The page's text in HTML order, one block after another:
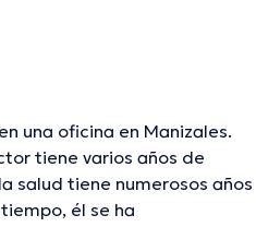
una oficina en Manizales.
tiene varios años de
salud tiene numerosos años
él se ha